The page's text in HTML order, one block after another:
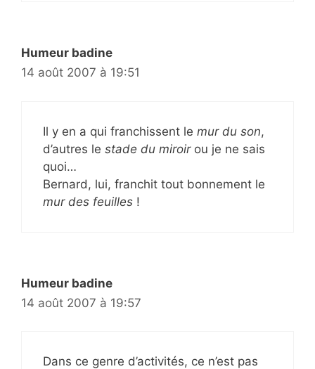
Humeur badine
14 août 2007 à 19:51
Il y en a qui franchissent le mur du son,
d’autres le stade du miroirou je ne sais
quoi…
Bernard, lui, franchit tout bonnement le
mur des feuilles !
Humeur badine
14 août 2007 à 19:57
Dans ce genre d’activités, ce n’est pas